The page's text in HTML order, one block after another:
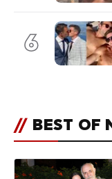
6
// BEST OF